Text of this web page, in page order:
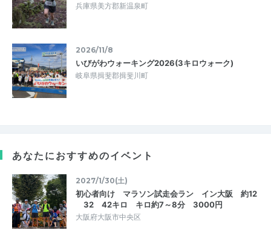
兵庫県美方郡新温泉町
2026/11/8
いびがわウォーキング2026(3キロウォーク)
岐阜県揖斐郡揖斐川町
あなたにおすすめのイベント
2027/1/30(土)
初心者向け マラソン試走会ラン イン大阪 約12
32 42キロ キロ約7～8分 3000円
大阪府大阪市中央区